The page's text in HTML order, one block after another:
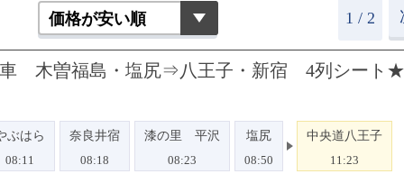
1 / 2
木曽福島・塩尻⇒八王子・新宿 4列シート
ぶはら
08:11
奈良井宿
08:18
漆の里 平沢
08:23
塩尻
08:50
中央道八王子
11:23